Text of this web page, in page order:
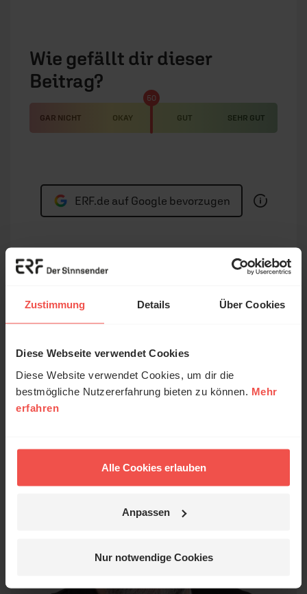
Zustimmung Details Über Cookies
Diese Webseite verwendet Cookies
Diese Website verwendet Cookies, um dir die
bestmögliche Nutzererfahrung bieten zu können. Mehr
erfahren
Alle Cookies erlauben
Anpassen
Nur notwendige Cookies
Wie gefällt dir dieser
Beitrag?
GAR NICHT OKAY GUT SEHR GUT
50
ERF.de auf Google bevorzugen
Wir lieben es, für dich zu schreiben! Unsere
Artikel sind kostenlos, da wir uns über Spenden
Autor/-in